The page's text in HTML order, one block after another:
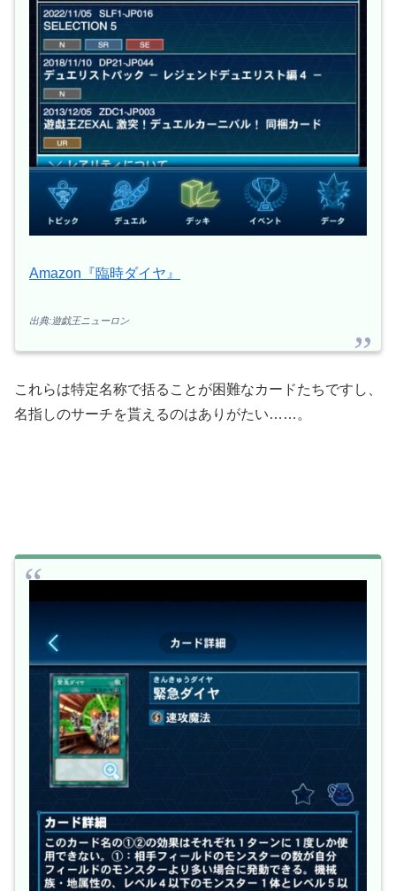
Amazon『臨時ダイヤ』
出典:遊戯王ニューロン
これらは特定名称で括ることが困難なカードたちですし、
名指しのサーチを貰えるのはありがたい……。